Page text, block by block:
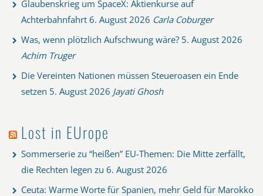
Glaubenskrieg um SpaceX: Aktienkurse auf
Achterbahnfahrt 6. August 2026 Carla Coburger
Was, wenn plötzlich Aufschwung wäre? 5. August 2026
Achim Truger
Die Vereinten Nationen müssen Steueroasen ein Ende
setzen 5. August 2026 Jayati Ghosh
Lost in EUrope
Sommerserie zu “heißen” EU-Themen: Die Mitte zerfällt,
die Rechten legen zu 6. August 2026
Ceuta: Warme Worte für Spanien, mehr Geld für Marokko